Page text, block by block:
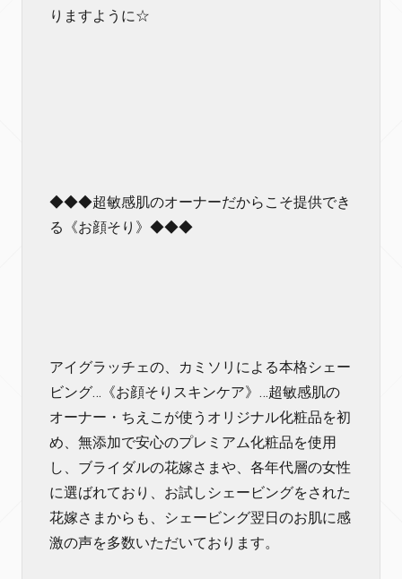
りますように☆
◆◆◆超敏感肌のオーナーだからこそ提供でき
る《お顔そり》◆◆◆
アイグラッチェの、カミソリによる本格シェー
ビング…《お顔そりスキンケア》…超敏感肌の
オーナー・ちえこが使うオリジナル化粧品を初
め、無添加で安心のプレミアム化粧品を使用
し、ブライダルの花嫁さまや、各年代層の女性
に選ばれており、お試しシェービングをされた
花嫁さまからも、シェービング翌日のお肌に感
激の声を多数いただいております。